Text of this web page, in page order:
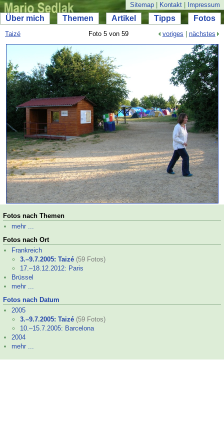
Sitemap Kontakt Impressum
Über mich Themen Artikel Tipps Fotos
Taizé Foto 5 von 59 voriges nächstes
Fotos nach Themen
mehr ...
Fotos nach Ort
Frankreich
3.–9.7.2005: Taizé (59 Fotos)
17.–18.12.2012: Paris
Brüssel
mehr ...
Fotos nach Datum
2005
3.–9.7.2005: Taizé (59 Fotos)
10.–15.7.2005: Barcelona
2004
mehr ...